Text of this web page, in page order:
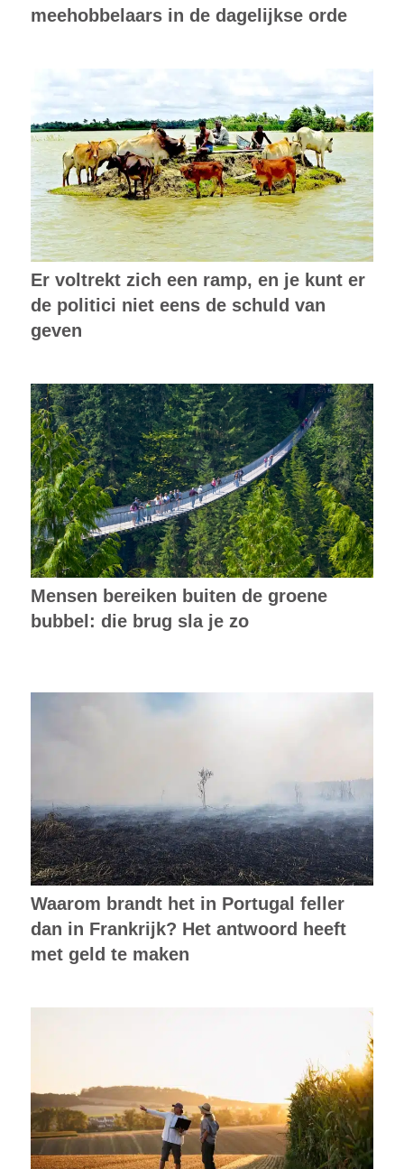
meehobbelaars in de dagelijkse orde
Er voltrekt zich een ramp, en je kunt er
de politici niet eens de schuld van
geven
Mensen bereiken buiten de groene
bubbel: die brug sla je zo
Waarom brandt het in Portugal feller
dan in Frankrijk? Het antwoord heeft
met geld te maken